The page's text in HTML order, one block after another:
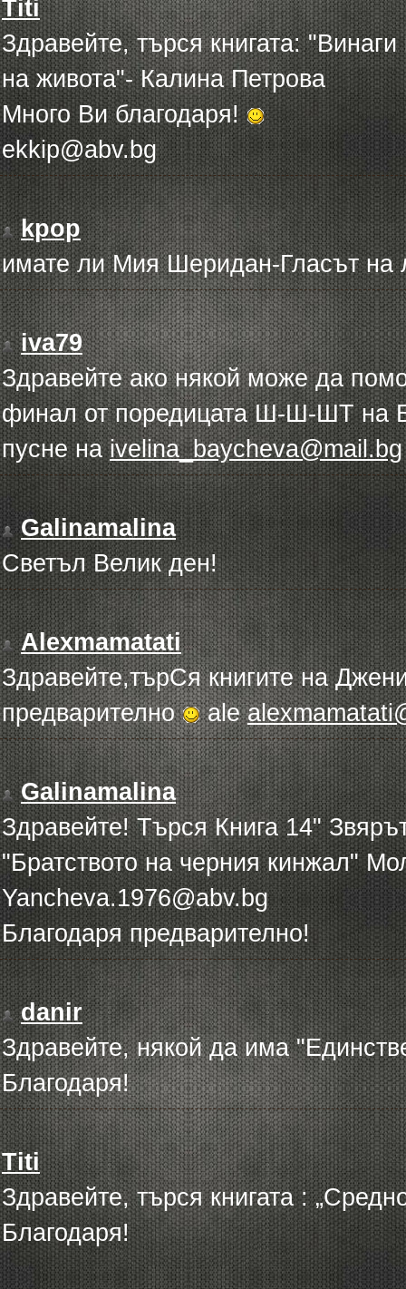
Titi
Здравейте, търся книгата:
на живота"- Калина Петрова
Много Ви благодаря!
ekkip@abv.bg
kpop
имате ли Мия Шеридан-Гласът на
iva79
Здравейте ако някой може да
финал от поредицата Ш-Ш-ШТ на
пусне наivelina_baycheva@mail.bg
Galinamalina
Светъл Велик ден!
Alexmamatati
Здравейте,търСя книгите на
предварително
ale
Galinamalina
Здравейте! Търся Книга 14"
"Братството на черния кинжал"
Yancheva.1976@abv.bg
Благодаря предварително!
danir
Здравейте, някой да има
Благодаря!
Titi
Здравейте, търся книгата :
Благодаря!